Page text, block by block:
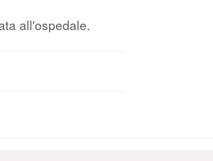
all'ospedale.